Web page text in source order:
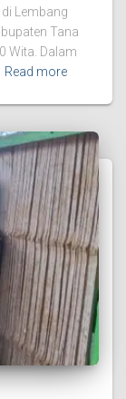
Lembang
Tana
Wita. Dalam
Read more